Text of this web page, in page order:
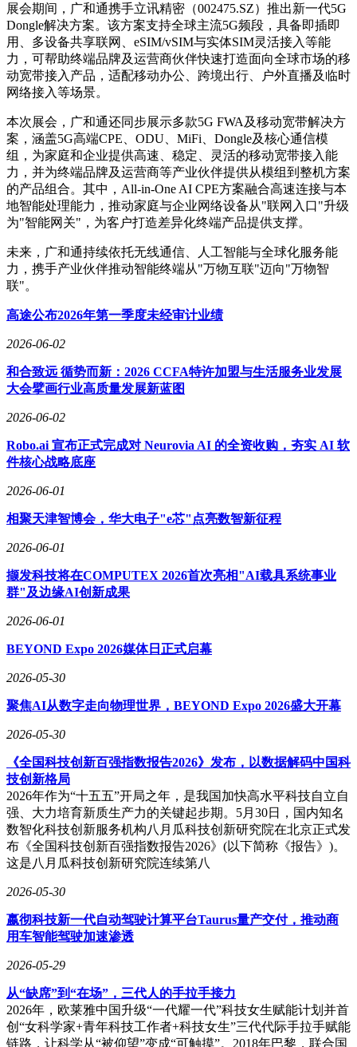
展会期间，广和通携手立讯精密（002475.SZ）推出新一代5G
Dongle解决方案。该方案支持全球主流5G频段，具备即插即
用、多设备共享联网、eSIM/vSIM与实体SIM灵活接入等能
力，可帮助终端品牌及运营商伙伴快速打造面向全球市场的移
动宽带接入产品，适配移动办公、跨境出行、户外直播及临时
网络接入等场景。
本次展会，广和通还同步展示多款5G FWA及移动宽带解决方
案，涵盖5G高端CPE、ODU、MiFi、Dongle及核心通信模
组，为家庭和企业提供高速、稳定、灵活的移动宽带接入能
力，并为终端品牌及运营商等产业伙伴提供从模组到整机方案
的产品组合。其中，All-in-One AI CPE方案融合高速连接与本
地智能处理能力，推动家庭与企业网络设备从"联网入口"升级
为"智能网关"，为客户打造差异化终端产品提供支撑。
未来，广和通持续依托无线通信、人工智能与全球化服务能
力，携手产业伙伴推动智能终端从"万物互联"迈向"万物智
联"。
高途公布2026年第一季度未经审计业绩
2026-06-02
和合致远 循势而新：2026 CCFA特许加盟与生活服务业发展
大会擘画行业高质量发展新蓝图
2026-06-02
Robo.ai 宣布正式完成对 Neurovia AI 的全资收购，夯实 AI 软
件核心战略底座
2026-06-01
相聚天津智博会，华大电子"e芯"点亮数智新征程
2026-06-01
撷发科技将在COMPUTEX 2026首次亮相"AI载具系统事业
群"及边缘AI创新成果
2026-06-01
BEYOND Expo 2026媒体日正式启幕
2026-05-30
聚焦AI从数字走向物理世界，BEYOND Expo 2026盛大开幕
2026-05-30
《全国科技创新百强指数报告2026》发布，以数据解码中国科
技创新格局
2026年作为“十五五”开局之年，是我国加快高水平科技自立自
强、大力培育新质生产力的关键起步期。5月30日，国内知名
数智化科技创新服务机构八月瓜科技创新研究院在北京正式发
布《全国科技创新百强指数报告2026》(以下简称《报告》)。
这是八月瓜科技创新研究院连续第八
2026-05-30
嬴彻科技新一代自动驾驶计算平台Taurus量产交付，推动商
用车智能驾驶加速渗透
2026-05-29
从“缺席”到“在场”，三代人的手拉手接力
2026年，欧莱雅中国升级“一代耀一代”科技女生赋能计划并首
创“女科学家+青年科技工作者+科技女生”三代代际手拉手赋能
链路，让科学从“被仰望”变成“可触摸”。2018年巴黎，联合国